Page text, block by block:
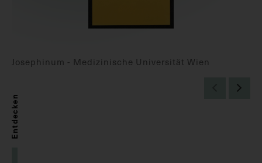
Josephinum - Medizinische Universität Wien
Entdecken